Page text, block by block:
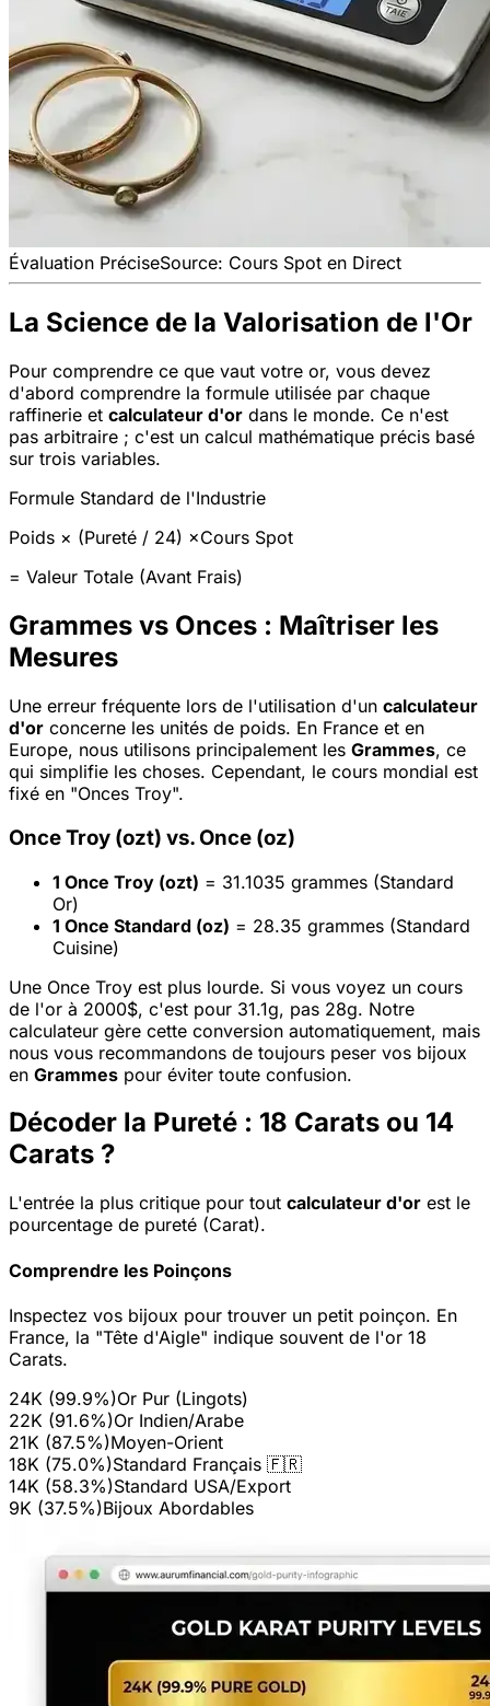
Évaluation PréciseSource: Cours Spot en Direct
La Science de la Valorisation de l'Or
Pour comprendre ce que vaut votre or, vous devez
d'abord comprendre la formule utilisée par chaque
raffinerie et calculateur d'or dans le monde. Ce n'est
pas arbitraire ; c'est un calcul mathématique précis basé
sur trois variables.
Formule Standard de l'Industrie
Poids × (Pureté / 24) ×Cours Spot
= Valeur Totale (Avant Frais)
Grammes vs Onces : Maîtriser les
Mesures
Une erreur fréquente lors de l'utilisation d'un calculateur
d'or concerne les unités de poids. En France et en
Europe, nous utilisons principalement les Grammes, ce
qui simplifie les choses. Cependant, le cours mondial est
fixé en "Onces Troy".
Once Troy (ozt) vs. Once (oz)
1 Once Troy (ozt) = 31.1035 grammes (Standard
Or)
1 Once Standard (oz) = 28.35 grammes (Standard
Cuisine)
Une Once Troy est plus lourde. Si vous voyez un cours
de l'or à 2000$, c'est pour 31.1g, pas 28g. Notre
calculateur gère cette conversion automatiquement, mais
nous vous recommandons de toujours peser vos bijoux
en Grammes pour éviter toute confusion.
Décoder la Pureté : 18 Carats ou 14
Carats ?
L'entrée la plus critique pour tout calculateur d'or est le
pourcentage de pureté (Carat).
Comprendre les Poinçons
Inspectez vos bijoux pour trouver un petit poinçon. En
France, la "Tête d'Aigle" indique souvent de l'or 18
Carats.
24K (99.9%)Or Pur (Lingots)
22K (91.6%)Or Indien/Arabe
21K (87.5%)Moyen-Orient
18K (75.0%)Standard Français 🇫🇷
14K (58.3%)Standard USA/Export
9K (37.5%)Bijoux Abordables